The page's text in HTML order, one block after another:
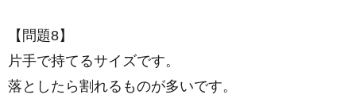
【問題8】
片手で持てるサイズです。
落としたら割れるものが多いです。